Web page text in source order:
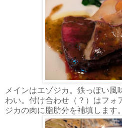
メインはエゾジカ。鉄っぽい風
わい。付け合わせ（？）はフォ
ジカの肉に脂肪分を補填します。